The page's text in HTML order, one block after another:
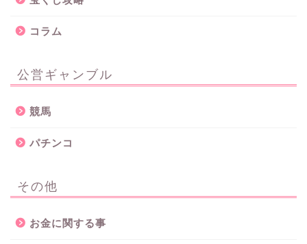
コラム
公営ギャンブル
競馬
パチンコ
その他
お金に関する事